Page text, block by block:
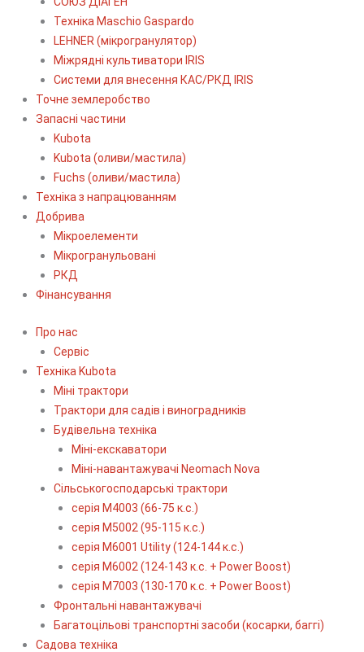
Техніка Maschio Gaspardo
LEHNER (мікрогранулятор)
Міжрядні культиватори IRIS
Системи для внесення КАС/РКД IRIS
Точне землеробство
Запасні частини
Kubota
Kubota (оливи/мастила)
Fuchs (оливи/мастила)
Техніка з напрацюванням
Добрива
Мікроелементи
Мікрогранульовані
РКД
Фінансування
Про нас
Сервіс
Технiка Kubota
Міні трактори
Трактори для садів і виноградників
Будівельна техніка
Міні-екскаватори
Міні-навантажувачі Neomach Nova
Сільськогосподарські трактори
серія М4003 (66-75 к.с.)
серія М5002 (95-115 к.с.)
серія M6001 Utility (124-144 к.с.)
серія М6002 (124-143 к.с. + Power Boost)
серія М7003 (130-170 к.с. + Power Boost)
Фронтальні навантажувачі
Багатоцільові транспортні засоби (косарки, баггі)
Садова техніка